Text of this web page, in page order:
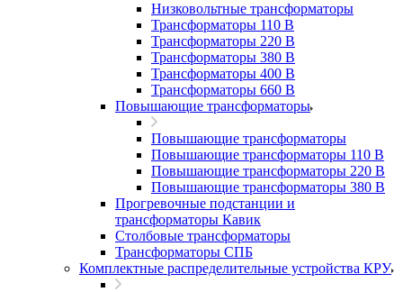
Низковольтные трансформаторы
Трансформаторы 110 В
Трансформаторы 220 В
Трансформаторы 380 В
Трансформаторы 400 В
Трансформаторы 660 В
Повышающие трансформаторы
Повышающие трансформаторы
Повышающие трансформаторы 110 В
Повышающие трансформаторы 220 В
Повышающие трансформаторы 380 В
Прогревочные подстанции и
трансформаторы Кавик
Столбовые трансформаторы
Трансформаторы СПБ
Комплектные распределительные устройства КРУ